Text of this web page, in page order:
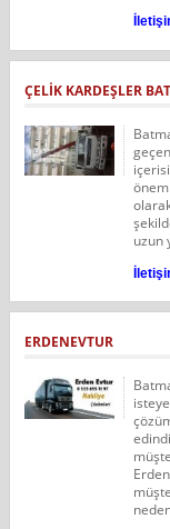
ÇELIK KARDEŞLER
uzun
ERDENEVTUR